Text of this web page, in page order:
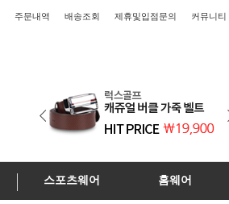
주문내역 배송조회 제휴및입점문의 커뮤니티
스포츠웨어 홈웨어